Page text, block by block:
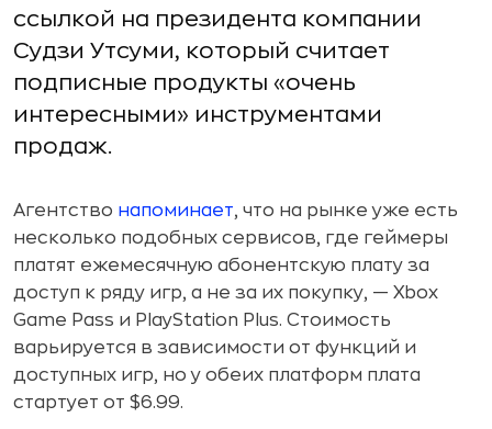
ссылкой на президента компании
Судзи Утсуми, который считает
подписные продукты «очень
интересными» инструментами
продаж.
Агентство напоминает, что на рынке уже есть
несколько подобных сервисов, где геймеры
платят ежемесячную абонентскую плату за
доступ к ряду игр, а не за их покупку, — Xbox
Game Pass и PlayStation Plus. Стоимость
варьируется в зависимости от функций и
доступных игр, но у обеих платформ плата
стартует от $6.99.